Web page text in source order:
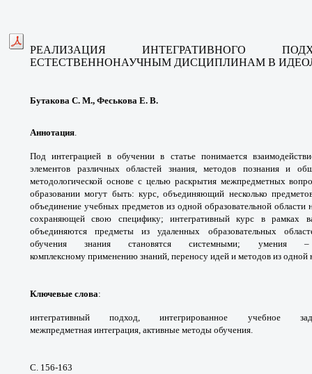
РЕАЛИЗАЦИЯ ИНТЕГРАТИВНОГО
ЕСТЕСТВЕННОНАУЧНЫМ ДИСЦИПЛИНАМ В
Бутакова С. М., Феськова Е. В.
Аннотация.
Под интеграцией в обучениив статье понимается
элементов различных областей знания, методов познанияи
методологической основе с целью раскрытия межпредметных
образовании могут быть: курс, объединяющий несколько
объединение учебных предметов из одной образовательной области
сохраняющей свою специфику;интегративный курс в рамках
объединяются предметы изудаленных образовательных
обучениязнания становятся системными;
комплексному применению знаний, переносу идей и методов из одной
Ключевые слова:
интегративный подход,интегрированное учебное
межпредметная интеграция, активные методы обучения.
С. 156-163